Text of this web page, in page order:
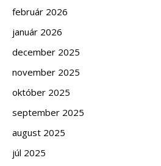
február 2026
január 2026
december 2025
november 2025
október 2025
september 2025
august 2025
júl 2025